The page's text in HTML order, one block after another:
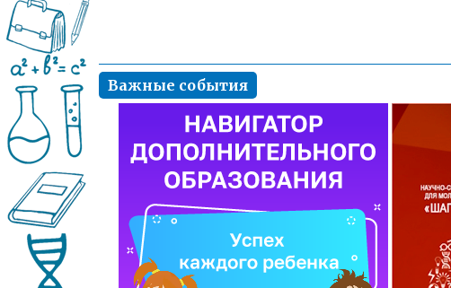
Важные события